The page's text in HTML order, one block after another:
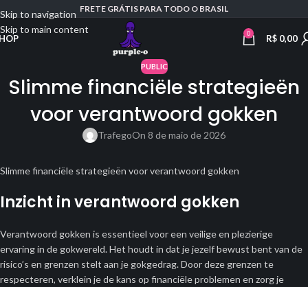
Skip to navigation
Skip to main content
FRETE GRÁTIS PARA TODO O BRASIL
0 R$0,00
PUBLIC
Slimme financiële strategieën
voor verantwoord gokken
TrafegoOn 8 de maio de 2026
Slimme financiële strategieën voor verantwoord gokken
Inzicht in verantwoord gokken
Verantwoord gokken is essentieel voor een veilige en plezierige
ervaring in de gokwereld. Het houdt in dat je jezelf bewust bent van de
risico’s en grenzen stelt aan je gokgedrag. Door deze grenzen te
respecteren, verklein je de kans op financiële problemen en zorg je